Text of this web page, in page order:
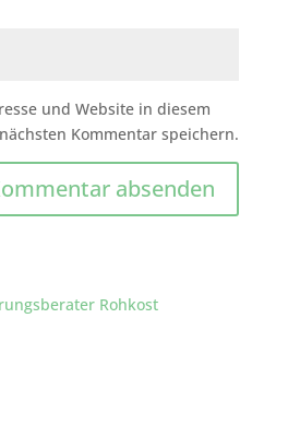
und Website in diesem
Kommentar speichern.